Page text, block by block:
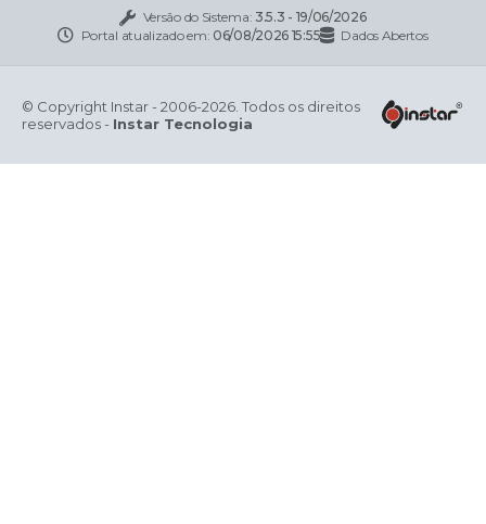
Versão do Sistema: 3.5.3 - 19/06/2026
Portal atualizado em: 06/08/2026 15:55 Dados Abertos
© Copyright Instar - 2006-2026. Todos os direitos
reservados - Instar Tecnologia